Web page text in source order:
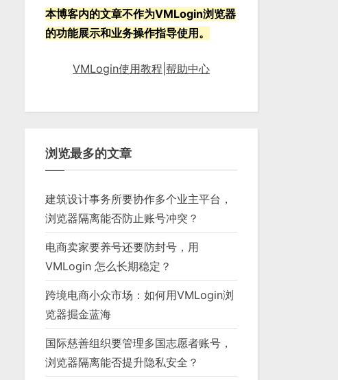
本博客内的文章不作为VMLogin浏览器
的功能展示和业务操作指导使用。
VMLogin使用教程|帮助中心
浏览最多的文章
建筑设计事务所要协作多个业主平台，
浏览器隔离能否防止账号冲突？
电商卖家要养号还要防封号，用
VMLogin 怎么长期稳定？
跨境电商小众市场：如何用VMLogin浏
览器掘金蓝海
国际慈善组织要管理多国志愿者账号，
浏览器隔离能否提升隐私安全？